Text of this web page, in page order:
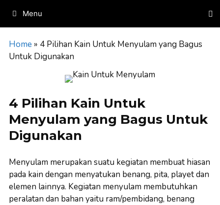
content
Menu
Home » 4 Pilihan Kain Untuk Menyulam yang Bagus
Untuk Digunakan
4 Pilihan Kain Untuk
Menyulam yang Bagus Untuk
Digunakan
Menyulam merupakan suatu kegiatan membuat hiasan
pada kain dengan menyatukan benang, pita, playet dan
elemen lainnya. Kegiatan menyulam membutuhkan
peralatan dan bahan yaitu ram/pembidang, benang